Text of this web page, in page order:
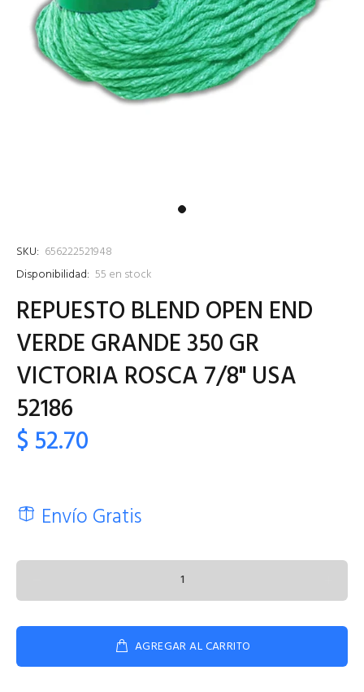
SKU: 656222521948
Disponibilidad: 55 en stock
REPUESTO BLEND OPEN END
VERDE GRANDE 350 GR
VICTORIA ROSCA 7/8" USA
52186
$ 52.70
Envío Gratis
AGREGAR AL CARRITO